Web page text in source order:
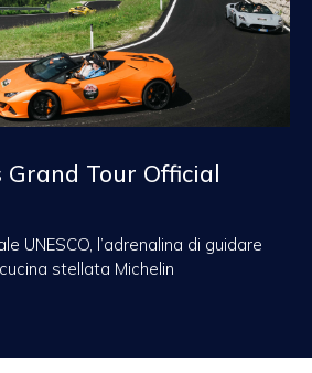
Tour Official
UNESCO, l’adrenalina di guidare
stellata Michelin